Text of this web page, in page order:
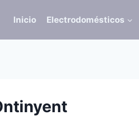
Inicio Electrodomésticos